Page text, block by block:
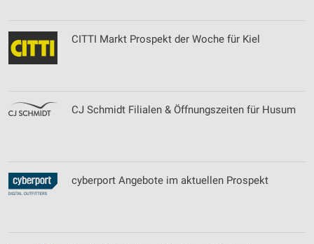
CITTI Markt Prospekt der Woche für Kiel
CJ Schmidt Filialen & Öffnungszeiten für Husum
cyberport Angebote im aktuellen Prospekt